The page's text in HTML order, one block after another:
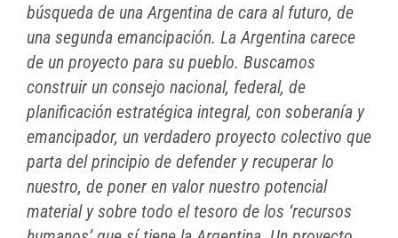
búsqueda de una Argentina de cara al futuro, de
una segunda emancipación. La Argentina carece
de un proyecto para su pueblo. Buscamos
construir un consejo nacional, federal, de
planificación estratégica integral, con soberanía y
emancipador, un verdadero proyecto colectivo que
parta del principio de defender y recuperar lo
nuestro, de poner en valor nuestro potencial
material y sobre todo el tesoro de los ‘recursos